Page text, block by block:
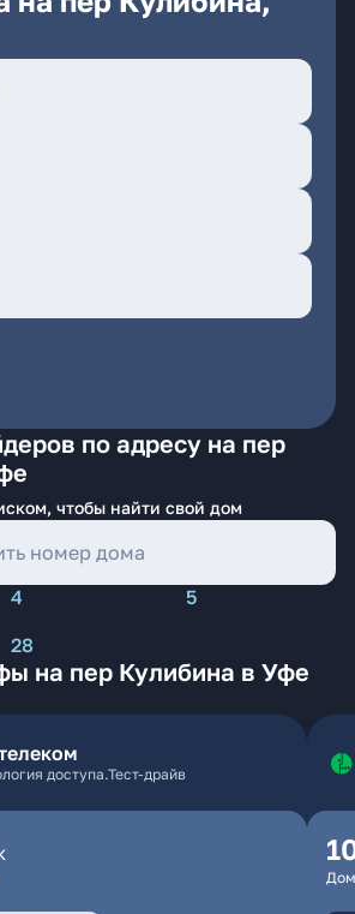
по адресу на пер
чтобы найти свой дом
4
5
28
на пер Кулибина в Уфе
доступа.Тест-драйв